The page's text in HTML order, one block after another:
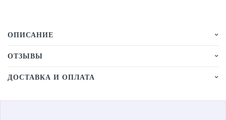
ОПИСАНИЕ
ОТЗЫВЫ
ДОСТАВКА И ОПЛАТА